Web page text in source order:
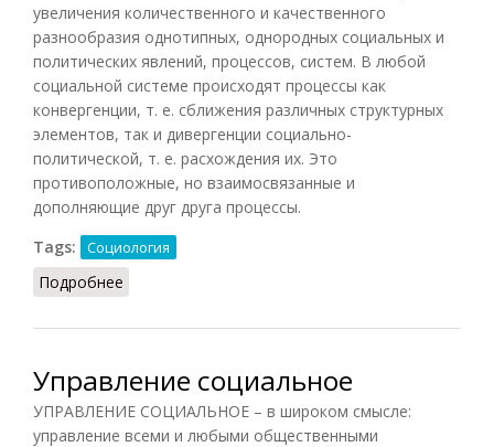
увеличения количественного и качественного
разнообразия однотипных, однородных социальных и
политических явлений, процессов, систем. В любой
социальной системе происходят процессы как
конвергенции, т. е. сближения различных структурных
элементов, так и дивергенции социально-
политической, т. е. расхождения их. Это
противоположные, но взаимосвязанные и
дополняющие друг друга процессы.
Tags:
Социология
Подробнее
Управление социальное
УПРАВЛЕНИЕ СОЦИАЛЬНОЕ – в широком смысле:
управление всеми и любыми общественными